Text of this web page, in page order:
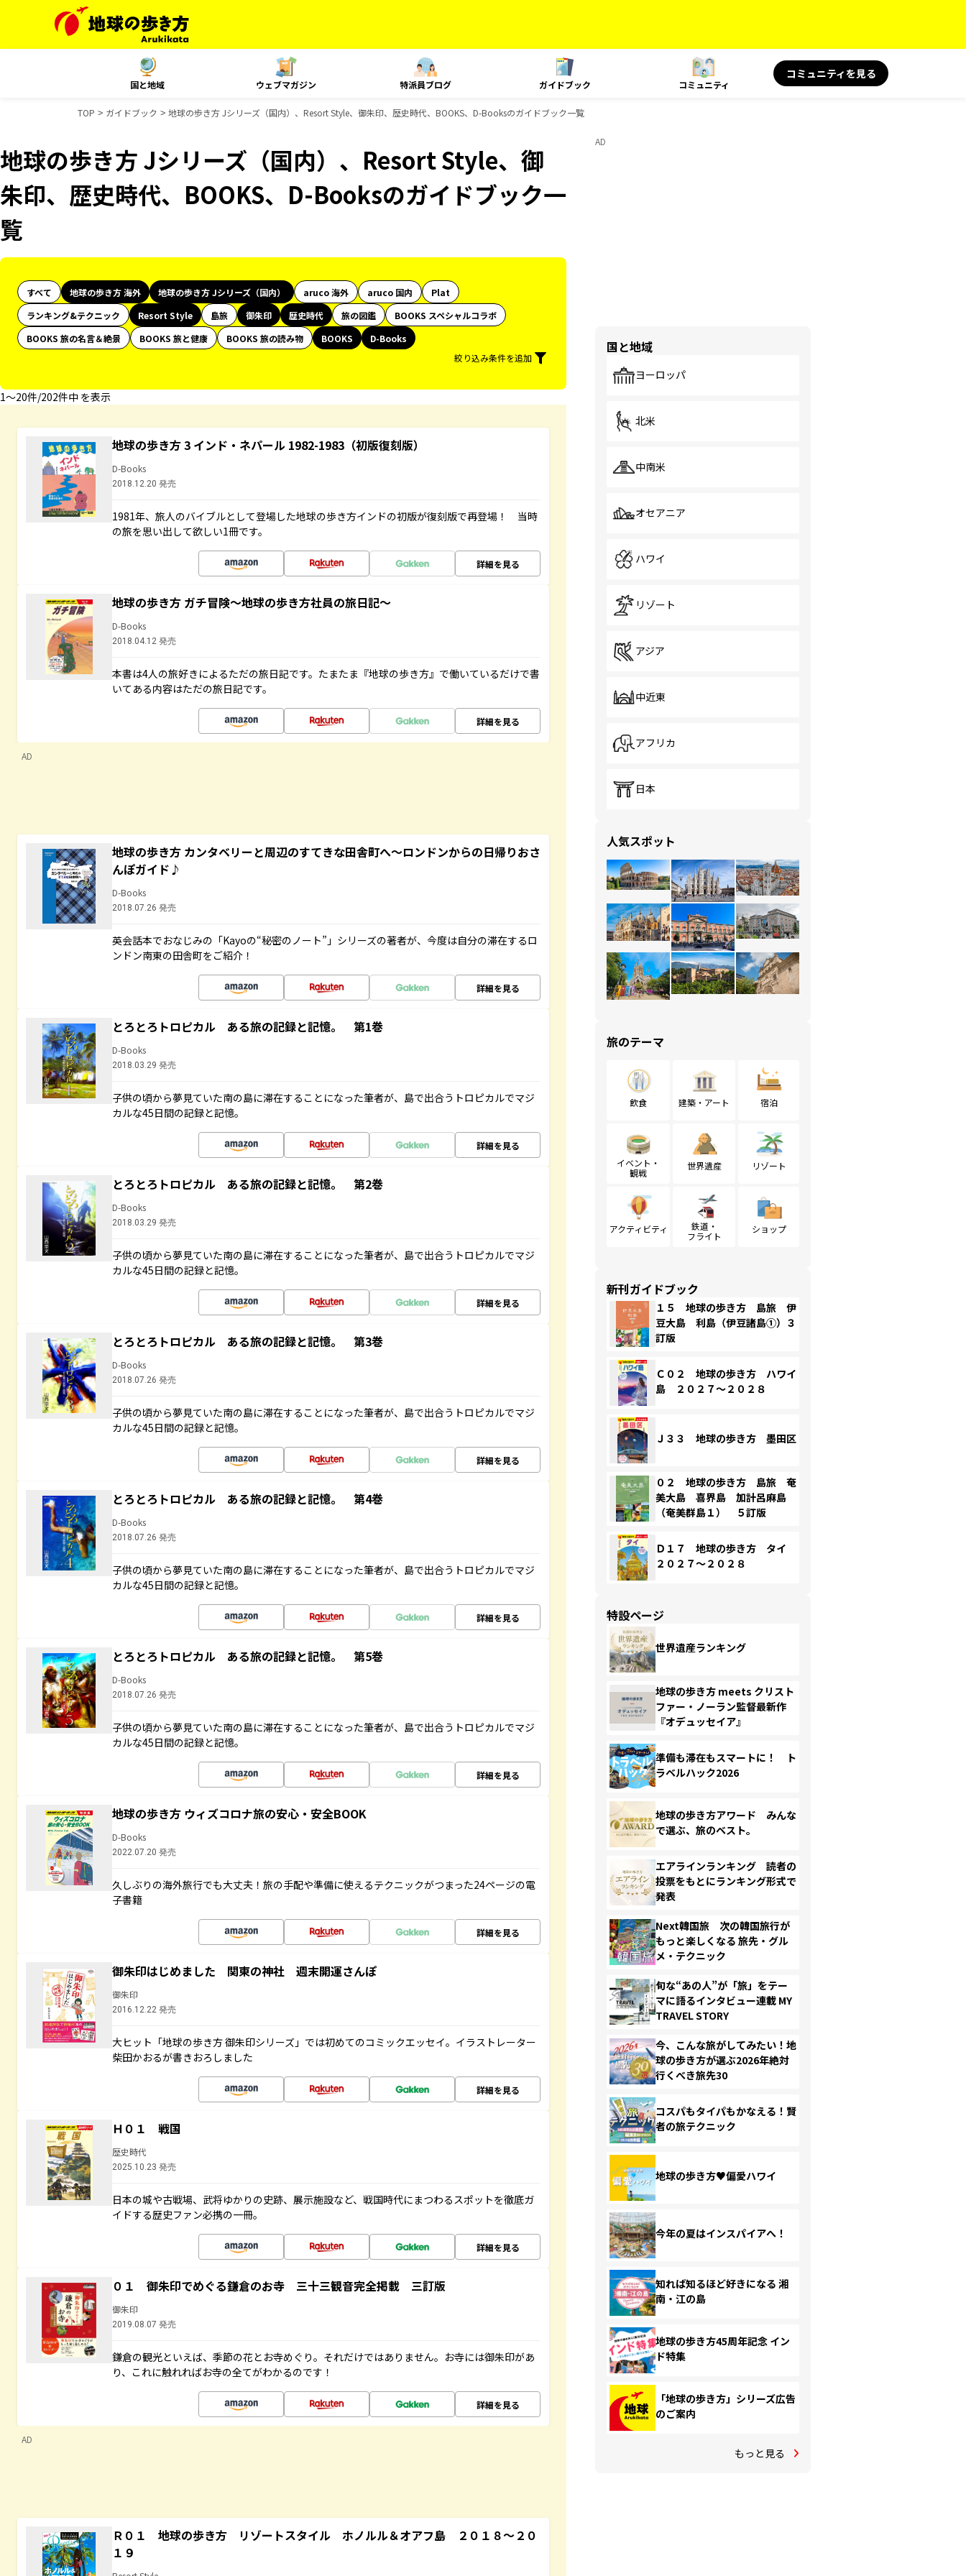
国と地域 ウェブマガジン 特派員ブログ ガイドブック コミュニティ
コミュニティを見る
TOP ガイドブック 地球の歩き方 Jシリーズ（国内）、Resort Style、御朱印、歴史時代、BOOKS、D-Booksのガイドブック一覧
地球の歩き方 Jシリーズ（国内）、Resort Style、御
朱印、歴史時代、BOOKS、D-Booksのガイドブック一
覧
すべて 地球の歩き方 海外 地球の歩き方 Jシリーズ（国内） aruco 海外 aruco 国内
Plat
ランキング&テクニック
Resort Style 島旅 御朱印 歴史時代 旅の図鑑
BOOKS スペシャルコラボ
BOOKS 旅の名言＆絶景
BOOKS 旅と健康 BOOKS 旅の読み物 BOOKS
D-Books
絞り込み条件を追加
1〜20件/202件中 を表示
地球の歩き方 3 インド・ネパール 1982-1983（初版復刻版）
D-Books
2018.12.20 発売
1981年、旅人のバイブルとして登場した地球の歩き方インドの初版が復刻版で再登場！ 当時
の旅を思い出して欲しい1冊です。
詳細を見る
地球の歩き方 ガチ冒険～地球の歩き方社員の旅日記～
D-Books
2018.04.12 発売
本書は4人の旅好きによるただの旅日記です。たまたま『地球の歩き方』で働いているだけで書
いてある内容はただの旅日記です。
詳細を見る
AD
地球の歩き方 カンタベリーと周辺のすてきな田舎町へ～ロンドンからの日帰りおさ
んぽガイド♪
D-Books
2018.07.26 発売
英会話本でおなじみの「Kayoの“秘密のノート”」シリーズの著者が、今度は自分の滞在するロ
ンドン南東の田舎町をご紹介！
詳細を見る
とろとろトロピカル ある旅の記録と記憶。 第1巻
D-Books
2018.03.29 発売
子供の頃から夢見ていた南の島に滞在することになった筆者が、島で出合うトロピカルでマジ
カルな45日間の記録と記憶。
詳細を見る
とろとろトロピカル ある旅の記録と記憶。 第2巻
D-Books
2018.03.29 発売
子供の頃から夢見ていた南の島に滞在することになった筆者が、島で出合うトロピカルでマジ
カルな45日間の記録と記憶。
詳細を見る
とろとろトロピカル ある旅の記録と記憶。 第3巻
D-Books
2018.07.26 発売
子供の頃から夢見ていた南の島に滞在することになった筆者が、島で出合うトロピカルでマジ
カルな45日間の記録と記憶。
詳細を見る
とろとろトロピカル ある旅の記録と記憶。 第4巻
D-Books
2018.07.26 発売
子供の頃から夢見ていた南の島に滞在することになった筆者が、島で出合うトロピカルでマジ
カルな45日間の記録と記憶。
詳細を見る
とろとろトロピカル ある旅の記録と記憶。 第5巻
D-Books
2018.07.26 発売
子供の頃から夢見ていた南の島に滞在することになった筆者が、島で出合うトロピカルでマジ
カルな45日間の記録と記憶。
詳細を見る
地球の歩き方 ウィズコロナ旅の安心・安全BOOK
D-Books
2022.07.20 発売
久しぶりの海外旅行でも大丈夫！旅の手配や準備に使えるテクニックがつまった24ページの電
子書籍
詳細を見る
御朱印はじめました 関東の神社 週末開運さんぽ
御朱印
2016.12.22 発売
大ヒット「地球の歩き方 御朱印シリーズ」では初めてのコミックエッセイ。イラストレーター
柴田かおるが書きおろしました
詳細を見る
Ｈ０１ 戦国
歴史時代
2025.10.23 発売
日本の城や古戦場、武将ゆかりの史跡、展示施設など、戦国時代にまつわるスポットを徹底ガ
イドする歴史ファン必携の一冊。
詳細を見る
０１ 御朱印でめぐる鎌倉のお寺 三十三観音完全掲載 三訂版
御朱印
2019.08.07 発売
鎌倉の観光といえば、季節の花とお寺めぐり。それだけではありません。お寺には御朱印があ
り、これに触れればお寺の全てがわかるのです！
詳細を見る
AD
Ｒ０１ 地球の歩き方 リゾートスタイル ホノルル＆オアフ島 ２０１８～２０
１９
AD
国と地域
ヨーロッパ
北米
中南米
オセアニア
ハワイ
リゾート
アジア
中近東
アフリカ
日本
人気スポット
旅のテーマ
飲食 建築・アート 宿泊
イベント・
観戦
世界遺産 リゾート
アクティビティ
鉄道・
フライト
ショップ
新刊ガイドブック
１５ 地球の歩き方 島旅 伊
豆大島 利島（伊豆諸島①）３
訂版
Ｃ０２ 地球の歩き方 ハワイ
島 ２０２７～２０２８
Ｊ３３ 地球の歩き方 墨田区
０２ 地球の歩き方 島旅 奄
美大島 喜界島 加計呂麻島
（奄美群島１） ５訂版
Ｄ１７ 地球の歩き方 タイ
２０２７～２０２８
特設ページ
世界遺産ランキング
地球の歩き方 meets クリスト
ファー・ノーラン監督最新作
『オデュッセイア』
準備も滞在もスマートに！ ト
ラベルハック2026
地球の歩き方アワード みんな
で選ぶ、旅のベスト。
エアラインランキング 読者の
投票をもとにランキング形式で
発表
Next韓国旅 次の韓国旅行が
もっと楽しくなる 旅先・グル
メ・テクニック
旬な“あの人”が「旅」をテー
マに語るインタビュー連載 MY
TRAVEL STORY
今、こんな旅がしてみたい！地
球の歩き方が選ぶ2026年絶対
行くべき旅先30
コスパもタイパもかなえる！賢
者の旅テクニック
地球の歩き方♥偏愛ハワイ
今年の夏はインスパイアへ！
知れば知るほど好きになる 湘
南・江の島
地球の歩き方45周年記念 イン
ド特集
「地球の歩き方」シリーズ広告
のご案内
もっと見る